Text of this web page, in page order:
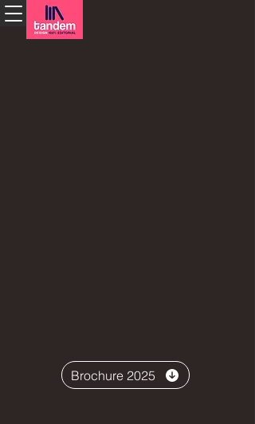
Brochure 2025